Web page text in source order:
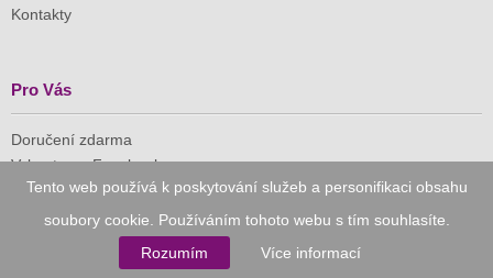
Tento web používá k poskytování služeb a personifikaci obsahu
soubory cookie. Používáním tohoto webu s tím souhlasíte.
Rozumím
Více informací
Kontakty
Pro Vás
Doručení zdarma
Vykupto na Facebooku
Důvěryhodný nákup
Naše společnost je členem Asociace pro elektronickou